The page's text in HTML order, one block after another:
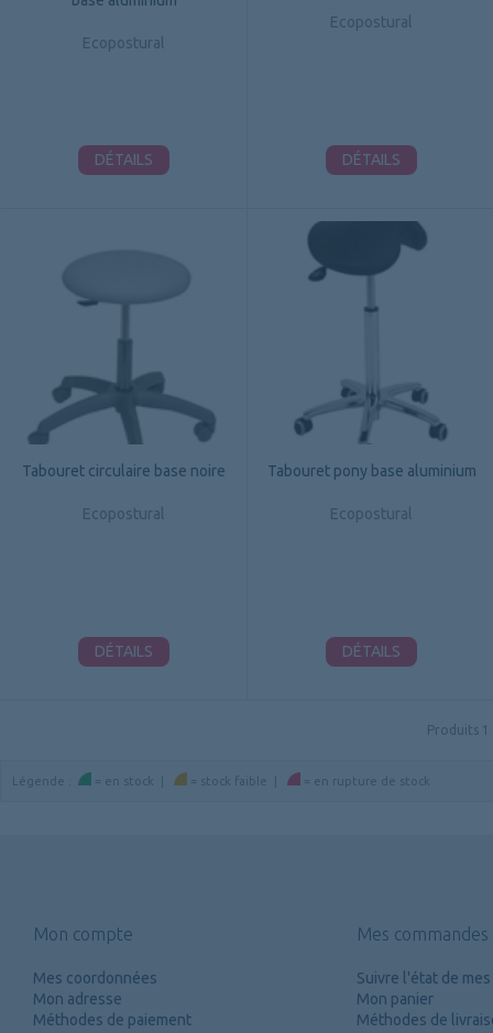
Ecopostural
DÉTAILS
Ecopostural
DÉTAILS
Tabouret circulaire base noire
Ecopostural
DÉTAILS
Tabouret pony base aluminium
Ecopostural
DÉTAILS
Produits 1
Légende = en stock = stock faible = en rupture de stock
Mon compte
Mes coordonnées
Mon adresse
Méthodes de paiement
Mes commandes
Suivre l'état de
Mon panier
Méthodes de